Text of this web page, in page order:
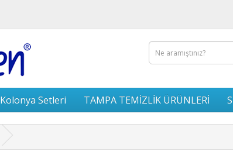
Kolonya Setleri TAMPA TEMİZLİK ÜRÜNLERİ